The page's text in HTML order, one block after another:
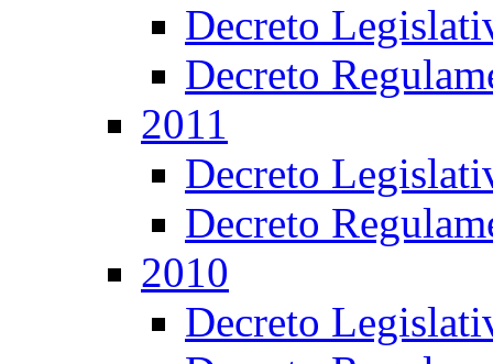
Decreto
Decreto
2011
Decreto
Decreto
2010
Decreto